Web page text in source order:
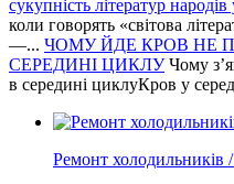
сукупність літератур народів
коли говорять «світова
—... ЧОМУ ЙДЕ КРОВ НЕ
СЕРЕДИНІ ЦИКЛУ Чому
в середині циклуКров у
Ремонт холодильників